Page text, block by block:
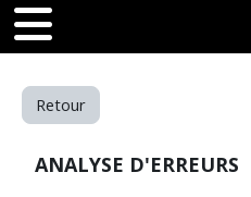
[[nav-toggle]]
toggle]]
Retour
ANALYSE D'ERREURS